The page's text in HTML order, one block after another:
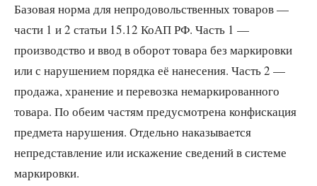
Базовая норма для непродовольственных товаров —
части 1 и 2 статьи 15.12 КоАП РФ. Часть 1 —
производство и ввод в оборот товара без маркировки
или с нарушением порядка её нанесения. Часть 2 —
продажа, хранение и перевозка немаркированного
товара. По обеим частям предусмотрена конфискация
предмета нарушения. Отдельно наказывается
непредставление или искажение сведений в системе
маркировки.